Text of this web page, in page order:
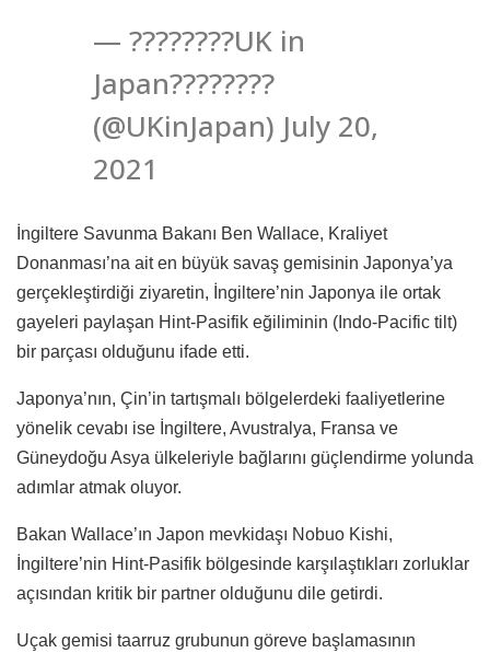
— ????????UK in
Japan????????
(@UKinJapan) July 20,
2021
İngiltere Savunma Bakanı Ben Wallace, Kraliyet
Donanması’na ait en büyük savaş gemisinin Japonya’ya
gerçekleştirdiği ziyaretin, İngiltere’nin Japonya ile ortak
gayeleri paylaşan Hint-Pasifik eğiliminin (Indo-Pacific tilt)
bir parçası olduğunu ifade etti.
Japonya’nın, Çin’in tartışmalı bölgelerdeki faaliyetlerine
yönelik cevabı ise İngiltere, Avustralya, Fransa ve
Güneydoğu Asya ülkeleriyle bağlarını güçlendirme yolunda
adımlar atmak oluyor.
Bakan Wallace’ın Japon mevkidaşı Nobuo Kishi,
İngiltere’nin Hint-Pasifik bölgesinde karşılaştıkları zorluklar
açısından kritik bir partner olduğunu dile getirdi.
Uçak gemisi taarruz grubunun göreve başlamasının